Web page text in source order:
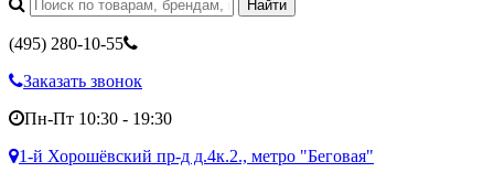
(495) 280-10-55
Заказать звонок
Пн-Пт 10:30 - 19:30
1-й Хорошёвский пр-д д.4к.2., метро "Беговая"